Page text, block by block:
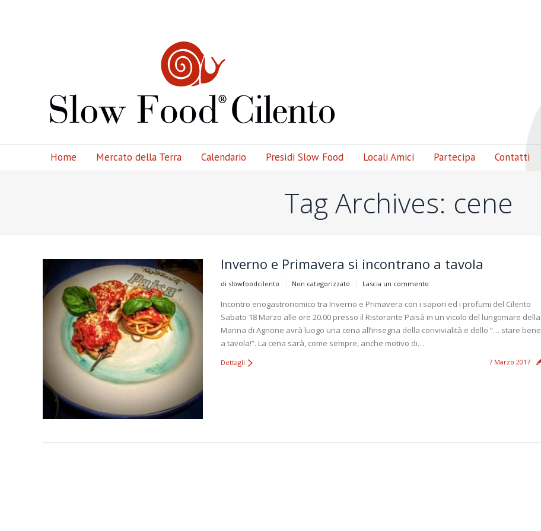
Home Mercato della Terra Calendario Presìdi Slow Food Locali Amici Partecipa Contatti
Tag Archives: cene
Inverno e Primavera si incontrano a tavola
di slowfoodcilento Non categorizzato Lascia un commento
Incontro enogastronomico tra Inverno e Primavera con i sapori ed i profumi del Cilento
Sabato 18 Marzo alle ore 20.00 presso il Ristorante Paisà in un vicolo del lungomare della
Marina di Agnone avrà luogo una cena all’insegna della convivialità e dello “… stare bene
a tavola!”. La cena sarà, come sempre, anche motivo di…
7 Marzo 2017
Dettagli